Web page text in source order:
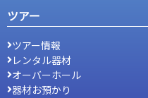
ツアー
ツアー情報
レンタル器材
オーバーホール
器材お預かり